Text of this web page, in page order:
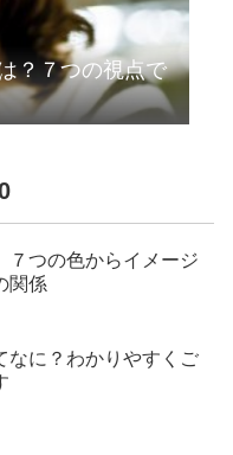
？７つの視点で
７つの色からイメージ
関係
なに？わかりやすくご